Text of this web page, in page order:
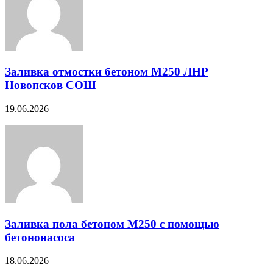
Заливка отмостки бетоном М250 ЛНР
Новопсков СОШ
19.06.2026
Заливка пола бетоном М250 с помощью
бетононасоса
18.06.2026